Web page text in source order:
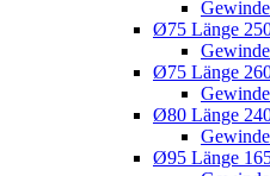
Ø75 Länge
Ø75 Länge
Ø80 Länge
Ø95 Länge